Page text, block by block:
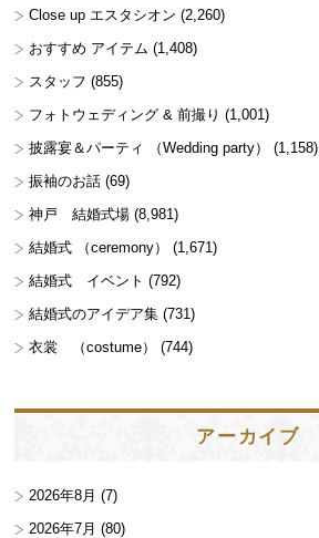
Close up エスタシオン (2,260)
おすすめ アイテム (1,408)
スタッフ (855)
フォトウェディング & 前撮り (1,001)
披露宴＆パーティ （Wedding party）
(1,158)
振袖のお話 (69)
神戸 結婚式場 (8,981)
結婚式 （ceremony）
(1,671)
結婚式 イベント (792)
結婚式のアイデア集 (731)
衣裳 （costume）
(744)
アーカイブ
2026年8月 (7)
2026年7月 (80)